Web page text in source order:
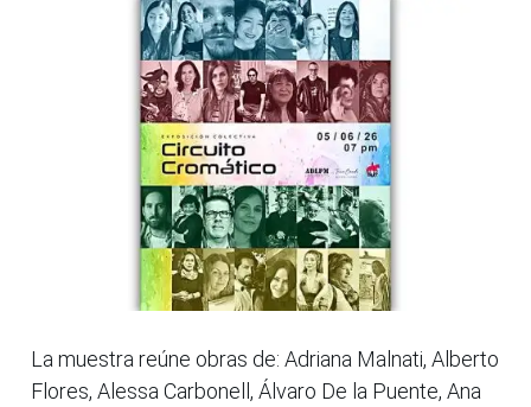
La muestra reúne obras de: Adriana Malnati, Alberto
Flores, Alessa Carbonell, Álvaro De la Puente, Ana